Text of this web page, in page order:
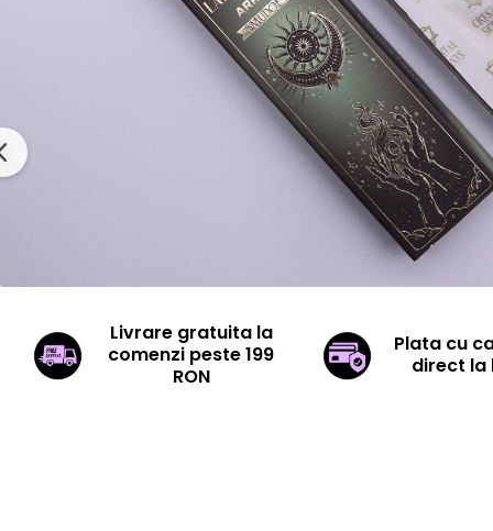
Livrare gratuita la
comenzi peste 199
RON
Plata cu
direct la